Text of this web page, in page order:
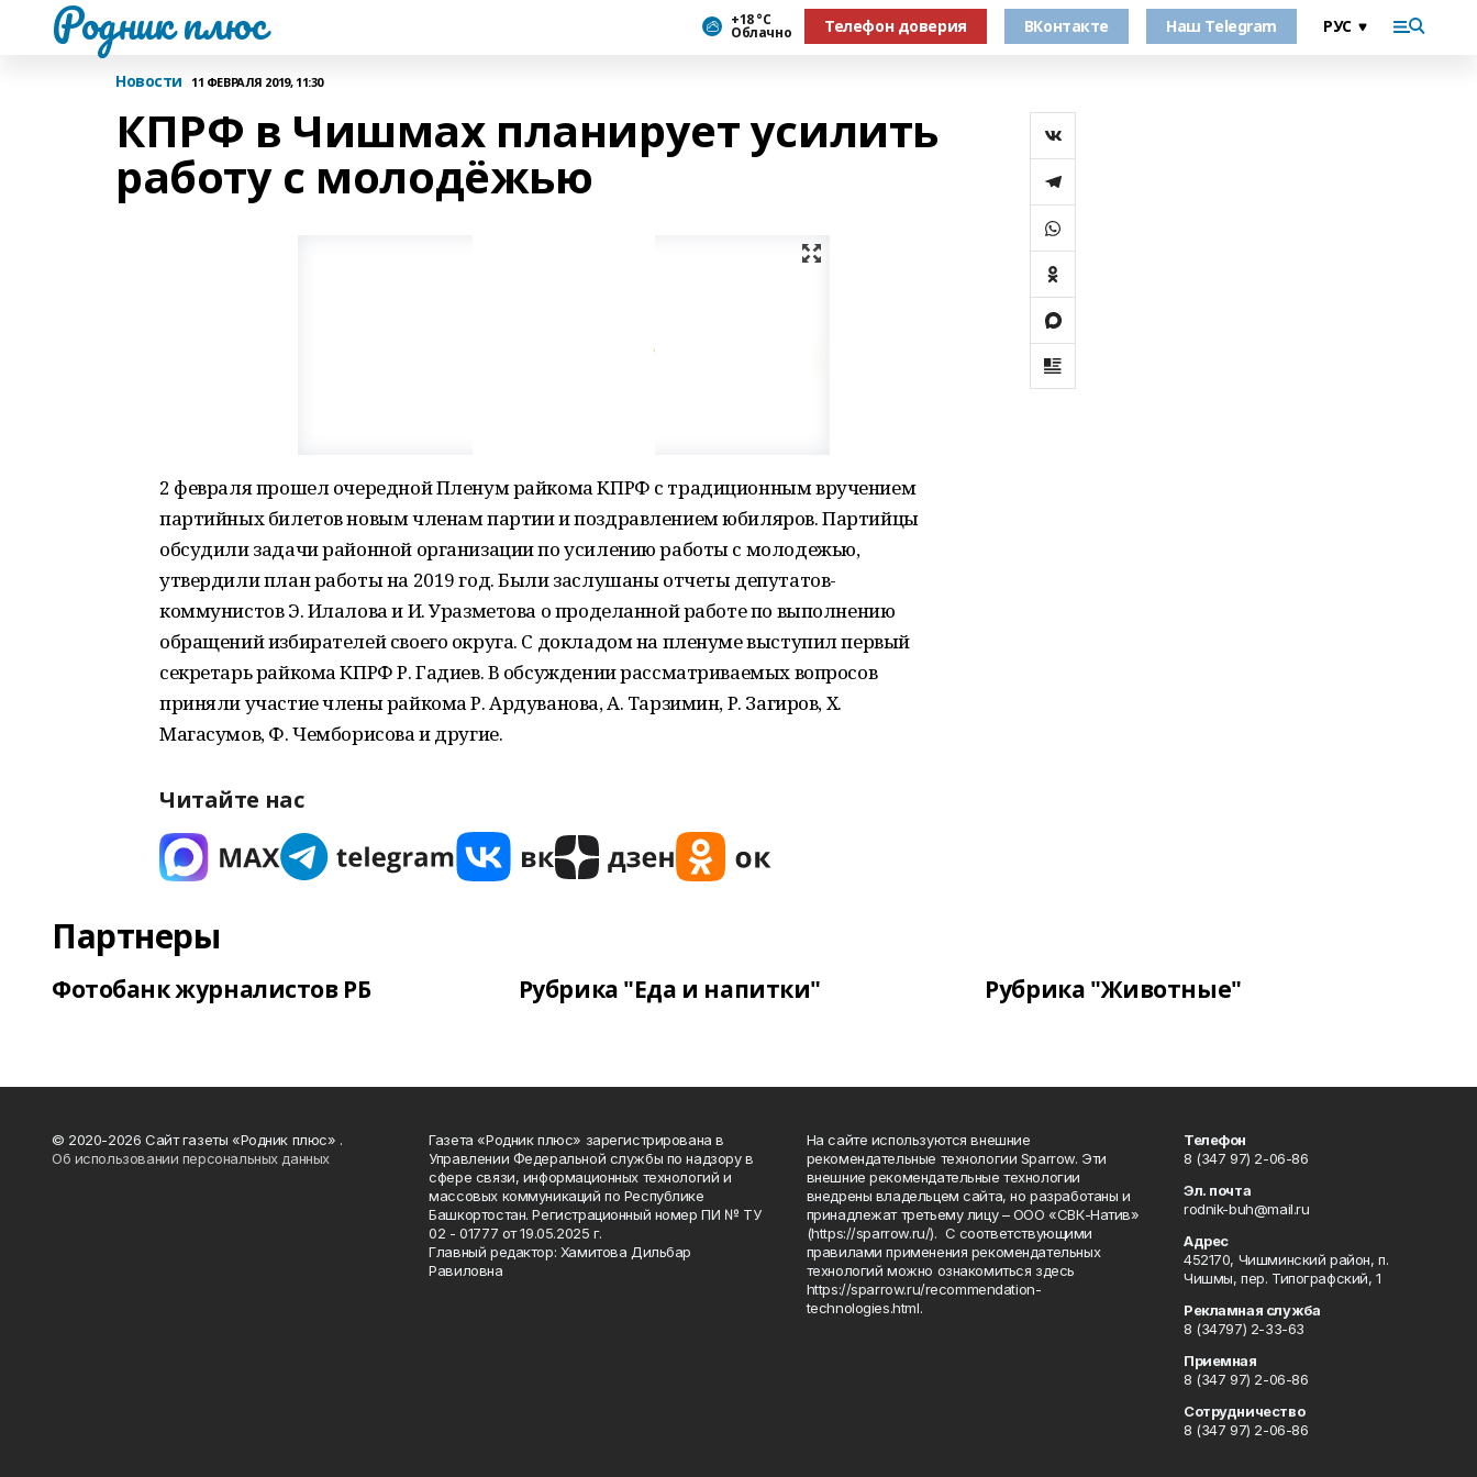
Родник плюс +18 °С
Облачно Телефон доверия ВКонтакте Наш Telegram
Новости 11 ФЕВРАЛЯ 2019, 11:30
КПРФ в Чишмах планирует усилить
работу с молодёжью
2 февраля прошел очередной Пленум райкома КПРФ с традиционным вручением
партийных билетов новым членам партии и поздравлением юбиляров. Партийцы
обсудили задачи районной организации по усилению работы с молодежью,
утвердили план работы на 2019 год. Были заслушаны отчеты депутатов­
коммунистов Э. Илалова и И. Уразметова о проделанной работе по выполнению
обращений избирателей своего округа. С докладом на пленуме выступил первый
секретарь райкома КПРФ Р. Гадиев. В обсуждении рассматриваемых вопросов
приняли участие члены райкома Р. Ардуванова, А. Тарзимин, Р. Загиров, Х.
Магасумов, Ф. Чемборисова и другие.
Читайте нас
Партнеры
Фотобанк журналистов РБ Рубрика "Еда и напитки" Рубрика "Животные"
© 2020-2026 Сайт газеты «Родник плюс» .
Об использовании персональных данных
Газета «Родник плюс» зарегистрирована в
Управлении Федеральной службы по надзору в
сфере связи, информационных технологий и
массовых коммуникаций по Республике
Башкортостан. Регистрационный номер ПИ № ТУ
02 - 01777 от 19.05.2025 г.
Главный редактор: Хамитова Дильбар
Равиловна
На сайте используются внешние
рекомендательные технологии Sparrow. Эти
внешние рекомендательные технологии
внедрены владельцем сайта, но разработаны и
принадлежат третьему лицу – ООО «СВК-Натив»
(https://sparrow.ru/). С соответствующими
правилами применения рекомендательных
технологий можно ознакомиться здесь
https://sparrow.ru/recommendation-
technologies.html.
Телефон
8 (347 97) 2-06-86
Эл. почта
rodnik-buh@mail.ru
Адрес
452170, Чишминский район, п.
Чишмы, пер. Типографский, 1
Рекламная служба
8 (34797) 2-33-63
Приемная
8 (347 97) 2-06-86
Сотрудничество
8 (347 97) 2-06-86